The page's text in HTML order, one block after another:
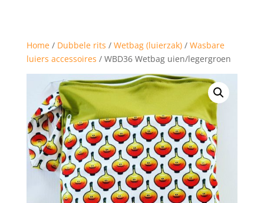
Home/ Dubbele rits / Wetbag (luierzak)/ Wasbare
luiers accessoires / WBD36 Wetbag uien/legergroen